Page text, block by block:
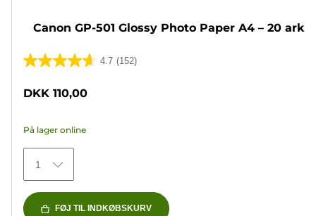
Canon GP-501 Glossy Photo Paper A4 – 20 ark
4.7 (152)
4.7
af
stjerner.
152
anmeldelser
DKK 110,00
På lager online
1
FØJ TIL INDKØBSKURV